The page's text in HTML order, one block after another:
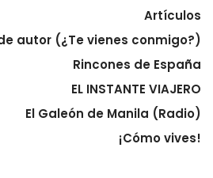
Artículos
autor (¿Te vienes conmigo?)
Rincones de España
EL INSTANTE VIAJERO
El Galeón de Manila (Radio)
¡Cómo vives!